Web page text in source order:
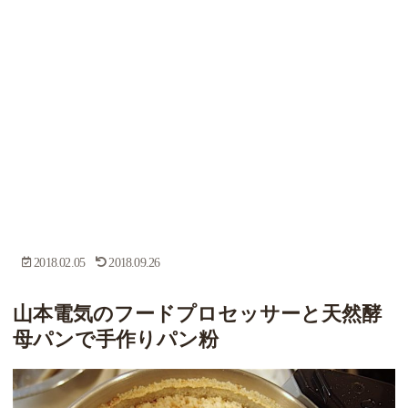
2018.02.05 2018.09.26
山本電気のフードプロセッサーと天然酵
母パンで手作りパン粉